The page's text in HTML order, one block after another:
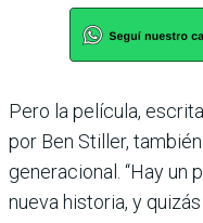
Pero la película,
por Ben Stiller,
generacional. “Hay un
nueva historia, y